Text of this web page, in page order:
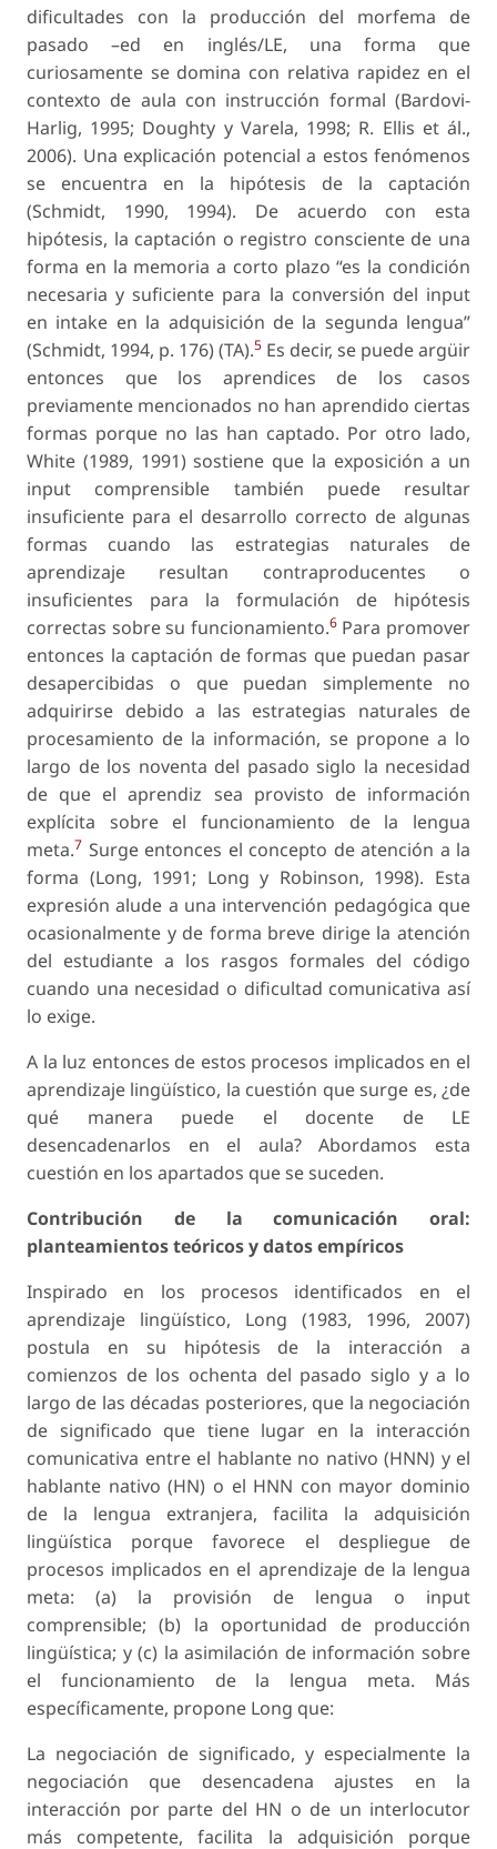
dificultades con la producción del morfema de
pasado –ed en inglés/LE, una forma que
curiosamente se domina con relativa rapidez en el
contexto de aula con instrucción formal (Bardovi-
Harlig, 1995; Doughty y Varela, 1998; R. Ellis et ál.,
2006). Una explicación potencial a estos fenómenos
se encuentra en la hipótesis de la captación
(Schmidt, 1990, 1994). De acuerdo con esta
hipótesis, la captación o registro consciente de una
forma en la memoria a corto plazo “es la condición
necesaria y suficiente para la conversión del input
en intake en la adquisición de la segunda lengua”
(Schmidt, 1994, p. 176) (TA).5 Es decir, se puede argüir
entonces que los aprendices de los casos
previamente mencionados no han aprendido ciertas
formas porque no las han captado. Por otro lado,
White (1989, 1991) sostiene que la exposición a un
input comprensible también puede resultar
insuficiente para el desarrollo correcto de algunas
formas cuando las estrategias naturales de
aprendizaje resultan contraproducentes o
insuficientes para la formulación de hipótesis
correctas sobre su funcionamiento.6Para promover
entonces la captación de formas que puedan pasar
desapercibidas o que puedan simplemente no
adquirirse debido a las estrategias naturales de
procesamiento de la información, se propone a lo
largo de los noventa del pasado siglo la necesidad
de que el aprendiz sea provisto de información
explícita sobre el funcionamiento de la lengua
meta.7 Surge entonces el concepto de atención a la
forma (Long, 1991; Long y Robinson, 1998). Esta
expresión alude a una intervención pedagógica que
ocasionalmente y de forma breve dirige la atención
del estudiante a los rasgos formales del código
cuando una necesidad o dificultad comunicativa así
lo exige.
A la luz entonces de estos procesos implicados en el
aprendizaje lingüístico, la cuestión que surge es, ¿de
qué manera puede el docente de LE
desencadenarlos en el aula? Abordamos esta
cuestión en los apartados que se suceden.
Contribución de la comunicación oral:
planteamientos teóricos y datos empíricos
Inspirado en los procesos identificados en el
aprendizaje lingüístico, Long (1983, 1996, 2007)
postula en su hipótesis de la interacción a
comienzos de los ochenta del pasado siglo y a lo
largo de las décadas posteriores, que la negociación
de significado que tiene lugar en la interacción
comunicativa entre el hablante no nativo (HNN) y el
hablante nativo (HN) o el HNN con mayor dominio
de la lengua extranjera, facilita la adquisición
lingüística porque favorece el despliegue de
procesos implicados en el aprendizaje de la lengua
meta: (a) la provisión de lengua o input
comprensible; (b) la oportunidad de producción
lingüística; y (c) la asimilación de información sobre
el funcionamiento de la lengua meta. Más
específicamente, propone Long que:
La negociación de significado, y especialmente la
negociación que desencadena ajustes en la
interacción por parte del HN o de un interlocutor
más competente, facilita la adquisición porque